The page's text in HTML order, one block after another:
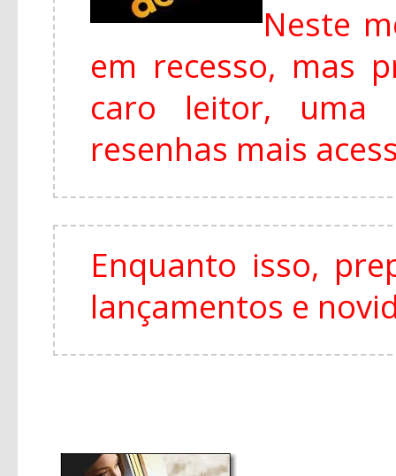
Neste
em recesso, mas
caro leitor, uma
resenhas mais
Enquanto isso,
lançamentos e